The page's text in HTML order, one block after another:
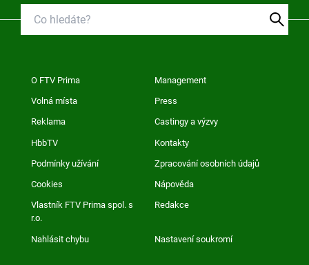
O FTV Prima Management
Volná místa Press
Reklama Castingy a výzvy
HbbTV Kontakty
Podmínky užívání Zpracování osobních údajů
Cookies Nápověda
Vlastník FTV Prima spol. s
r.o.
Redakce
Nahlásit chybu Nastavení soukromí